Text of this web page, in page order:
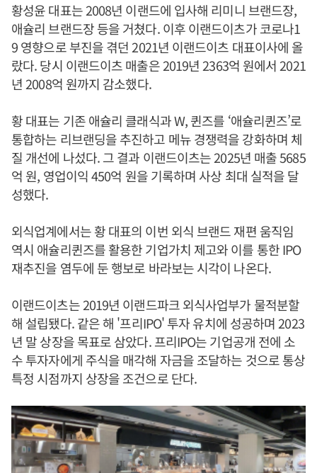
황성윤 대표는 2008년 이랜드에 입사해 리미니 브랜드장,
애슐리 브랜드장 등을 거쳤다. 이후 이랜드이츠가 코로나1
9 영향으로 부진을 겪던 2021년 이랜드이츠 대표이사에 올
랐다. 당시 이랜드이츠 매출은 2019년 2363억 원에서 2021
년 2008억 원까지 감소했다.
황 대표는 기존 애슐리 클래식과 W, 퀸즈를 ‘애슐리퀸즈’로
통합하는 리브랜딩을 추진하고 메뉴 경쟁력을 강화하며 체
질 개선에 나섰다. 그 결과 이랜드이츠는 2025년 매출 5685
억 원, 영업이익 450억 원을 기록하며 사상 최대 실적을 달
성했다.
외식업계에서는 황 대표의 이번 외식 브랜드 재편 움직임
역시 애슐리퀸즈를 활용한 기업가치 제고와 이를 통한 IPO
재추진을 염두에 둔 행보로 바라보는 시각이 나온다.
이랜드이츠는 2019년 이랜드파크 외식사업부가 물적분할
해 설립됐다. 같은 해 '프리IPO' 투자 유치에 성공하며 2023
년 말 상장을 목표로 삼았다. 프리IPO는 기업공개 전에 소
수 투자자에게 주식을 매각해 자금을 조달하는 것으로 통상
특정 시점까지 상장을 조건으로 단다.